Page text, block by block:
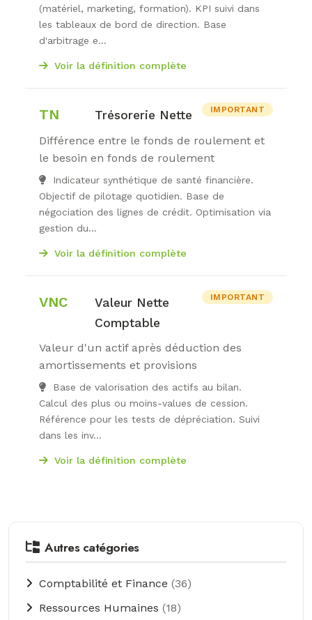
(matériel, marketing, formation). KPI suivi dans
les tableaux de bord de direction. Base
d'arbitrage e...
Voir la définition complète
TN Trésorerie Nette IMPORTANT
Différence entre le fonds de roulement et
le besoin en fonds de roulement
Indicateur synthétique de santé financière.
Objectif de pilotage quotidien. Base de
négociation des lignes de crédit. Optimisation via
gestion du...
Voir la définition complète
VNC
Valeur Nette
Comptable
IMPORTANT
Valeur d'un actif après déduction des
amortissements et provisions
Base de valorisation des actifs au bilan.
Calcul des plus ou moins-values de cession.
Référence pour les tests de dépréciation. Suivi
dans les inv...
Voir la définition complète
Autres catégories
Comptabilité et Finance (36)
Ressources Humaines (18)